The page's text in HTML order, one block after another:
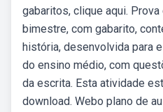
gabaritos, clique aqui. Prova
bimestre, com gabarito,
história, desenvolvida para
do ensino médio, com
da escrita. Esta atividade
download. Webo plano de